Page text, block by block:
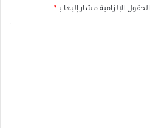
الحقول الإلزامية مشار إليها بـ *